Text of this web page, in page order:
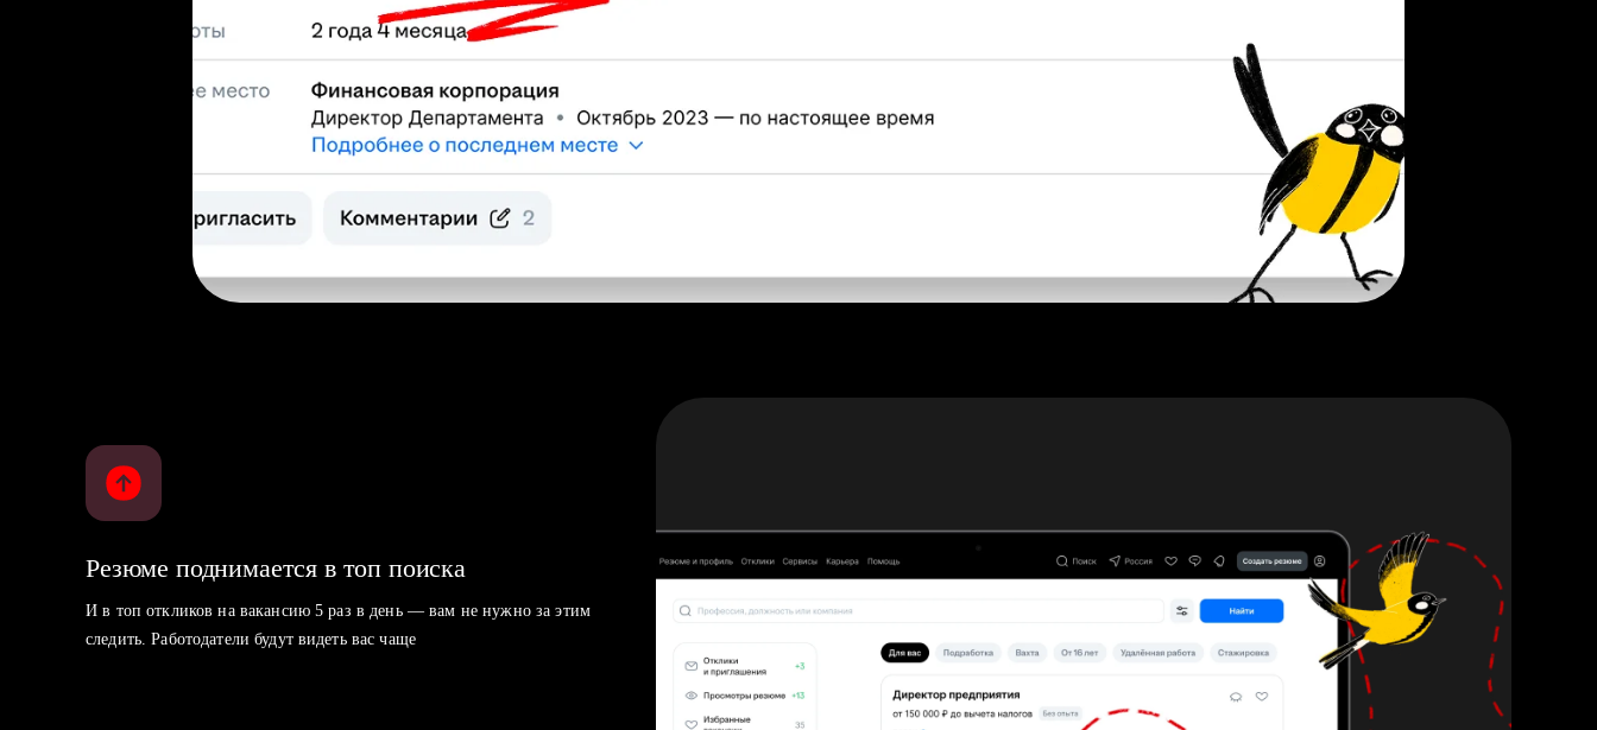
Резюме поднимается в топ поиска
И в топ откликов на вакансию 5 раз в день — вам не нужно за этим
следить. Работодатели будут видеть вас чаще